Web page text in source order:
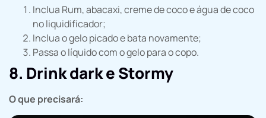
Inclua Rum, abacaxi, creme de coco e água de coco
no liquidificador;
Inclua o gelo picado e bata novamente;
Passa o líquido com o gelo para o copo.
8. Drink dark e Stormy
O que precisará: